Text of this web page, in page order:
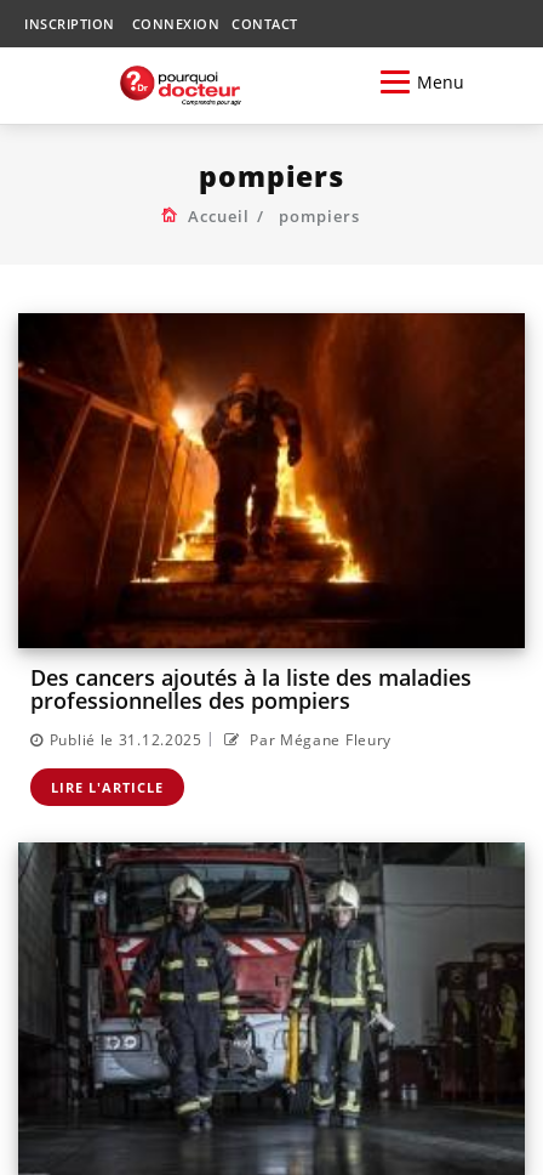
INSCRIPTION CONNEXION CONTACT
Menu
pompiers
Accueil pompiers
Des cancers ajoutés à la liste des maladies
professionnelles des pompiers
Publié le 31.12.2025 | Par Mégane Fleury
LIRE L'ARTICLE